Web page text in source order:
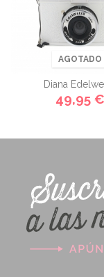
AGOTADO
Diana
49,95 €